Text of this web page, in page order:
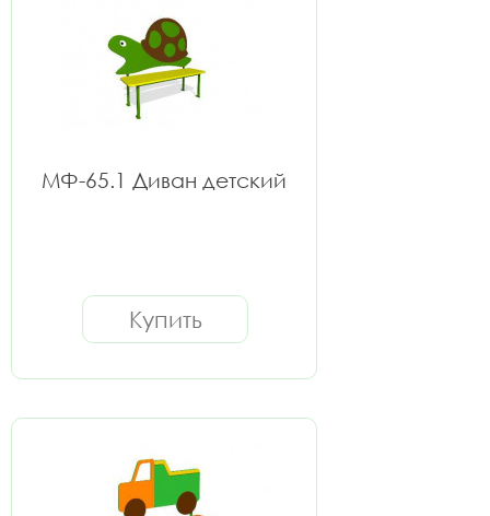
МФ-65.1 Диван детский
Купить